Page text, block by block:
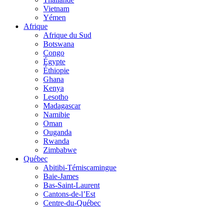
Vietnam
Yémen
Afrique
Afrique du Sud
Botswana
Congo
Égypte
Éthiopie
Ghana
Kenya
Lesotho
Madagascar
Namibie
Oman
Ouganda
Rwanda
Zimbabwe
Québec
Abitibi-Témiscamingue
Baie-James
Bas-Saint-Laurent
Cantons-de-l’Est
Centre-du-Québec